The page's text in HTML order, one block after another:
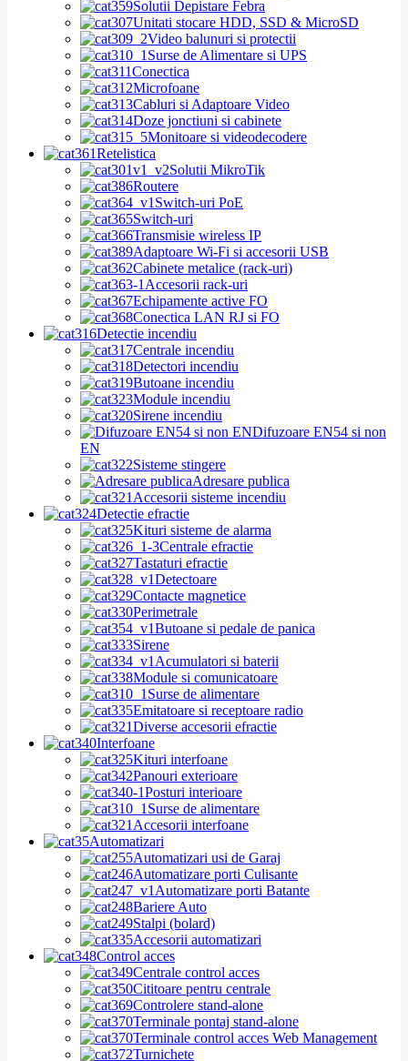
Solutii Depistare Febra
Unitati stocare HDD, SSD & MicroSD
Video balunuri si protectii
Surse de Alimentare si UPS
Conectica
Microfoane
Cabluri si Adaptoare Video
Doze jonctiuni si cabinete
Monitoare si videodecodere
Retelistica
Solutii MikroTik
Routere
Switch-uri PoE
Switch-uri
Transmisie wireless IP
Adaptoare Wi-Fi si accesorii USB
Cabinete metalice (rack-uri)
Accesorii rack-uri
Echipamente active FO
Conectica LAN RJ si FO
Detectie incendiu
Centrale incendiu
Detectori incendiu
Butoane incendiu
Module incendiu
Sirene incendiu
Difuzoare EN54 si non
EN
Sisteme stingere
Adresare publica
Accesorii sisteme incendiu
Detectie efractie
Kituri sisteme de alarma
Centrale efractie
Tastaturi efractie
Detectoare
Contacte magnetice
Perimetrale
Butoane si pedale de panica
Sirene
Acumulatori si baterii
Module si comunicatoare
Surse de alimentare
Emitatoare si receptoare radio
Diverse accesorii efractie
Interfoane
Kituri interfoane
Panouri exterioare
Posturi interioare
Surse de alimentare
Accesorii interfoane
Automatizari
Automatizari usi de Garaj
Automatizare porti Culisante
Automatizare porti Batante
Bariere Auto
Stalpi (bolard)
Accesorii automatizari
Control acces
Centrale control acces
Cititoare pentru centrale
Controlere stand-alone
Terminale pontaj stand-alone
Terminale control acces Web Management
Turnichete